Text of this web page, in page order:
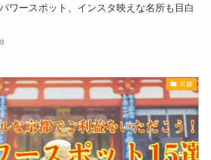
ワースポット、インスタ映えな名所も目白
京都